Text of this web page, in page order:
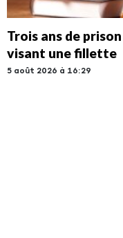
Trois ans de
visant une fillette
5 août 2026 à 16:29